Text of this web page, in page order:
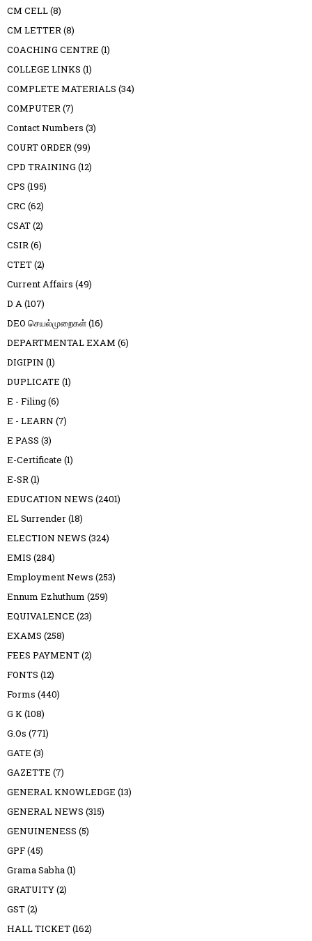
CM CELL(8)
CM LETTER(8)
COACHING CENTRE (1)
COLLEGE LINKS (1)
COMPLETE MATERIALS (34)
COMPUTER(7)
Contact Numbers (3)
COURT ORDER(99)
CPD TRAINING (12)
CPS (195)
CRC (62)
CSAT(2)
CSIR(6)
CTET(2)
Current Affairs (49)
D A(107)
DEO செயல்முறைகள்(16)
DEPARTMENTAL EXAM (6)
DIGIPIN (1)
DUPLICATE (1)
E - Filing(6)
E - LEARN (7)
E PASS (3)
E-Certificate (1)
E-SR(1)
EDUCATION NEWS (2401)
EL Surrender(18)
ELECTION NEWS (324)
EMIS (284)
Employment News (253)
Ennum Ezhuthum (259)
EQUIVALENCE (23)
EXAMS (258)
FEES PAYMENT(2)
FONTS (12)
Forms (440)
G K(108)
G.Os (771)
GATE (3)
GAZETTE (7)
GENERAL KNOWLEDGE (13)
GENERAL NEWS (315)
GENUINENESS (5)
GPF(45)
Grama Sabha(1)
GRATUITY(2)
GST(2)
HALL TICKET(162)